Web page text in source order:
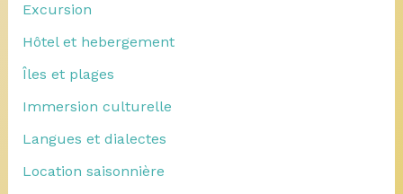
Excursion
Hôtel et hebergement
Îles et plages
Immersion culturelle
Langues et dialectes
Location saisonnière